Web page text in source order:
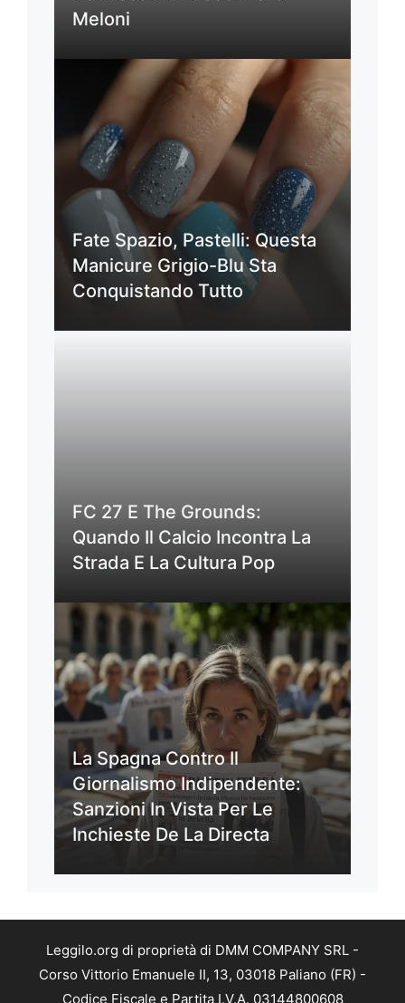
Meloni
Fate Spazio, Pastelli: Questa
Manicure Grigio-Blu Sta
Conquistando Tutto
FC 27 E The Grounds:
Quando Il Calcio Incontra La
Strada E La Cultura Pop
La Spagna Contro Il
Giornalismo Indipendente:
Sanzioni In Vista Per Le
Inchieste De La Directa
Leggilo.org di proprietà di DMM COMPANY SRL -
Corso Vittorio Emanuele II, 13, 03018 Paliano (FR) -
Codice Fiscale e Partita I.V.A. 03144800608